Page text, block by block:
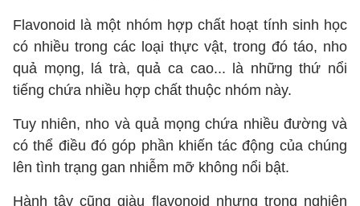
Flavonoid là một nhóm hợp chất hoạt tính sinh học
có nhiều trong các loại thực vật, trong đó táo, nho
quả mọng, lá trà, quả ca cao... là những thứ nổi
tiếng chứa nhiều hợp chất thuộc nhóm này.
Tuy nhiên, nho và quả mọng chứa nhiều đường và
có thể điều đó góp phần khiến tác động của chúng
lên tình trạng gan nhiễm mỡ không nổi bật.
Hành tây cũng giàu flavonoid nhưng trong nghiên